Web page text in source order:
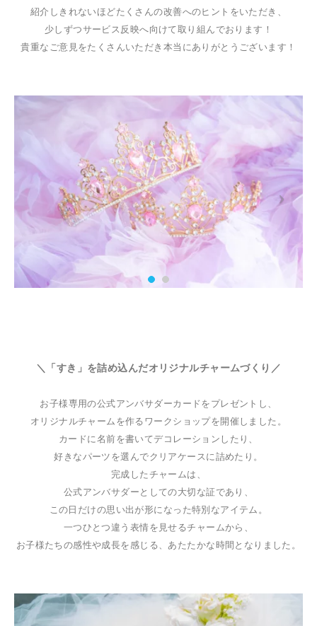
紹介しきれないほどたくさんの改善へのヒントをいただき、
少しずつサービス反映へ向けて取り組んでおります！
貴重なご意見をたくさんいただき本当にありがとうございます！
＼「すき」を詰め込んだオリジナルチャームづくり／
お子様専用の公式アンバサダーカードをプレゼントし、
オリジナルチャームを作るワークショップを開催しました。
カードに名前を書いてデコレーションしたり、
好きなパーツを選んでクリアケースに詰めたり。
完成したチャームは、
公式アンバサダーとしての大切な証であり、
この日だけの思い出が形になった特別なアイテム。
一つひとつ違う表情を見せるチャームから、
お子様たちの感性や成長を感じる、あたたかな時間となりました。